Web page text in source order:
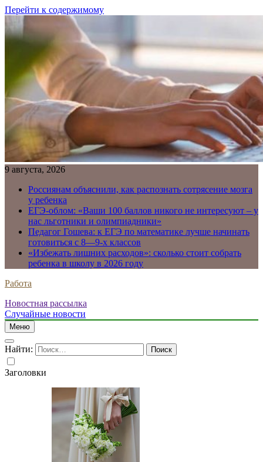
Перейти к содержимому
9 августа, 2026
Россиянам объяснили, как распознать сотрясение мозга
у ребенка
ЕГЭ-облом: «Ваши 100 баллов никого не интересуют – у
нас льготники и олимпиадники»
Педагог Гошева: к ЕГЭ по математике лучше начинать
готовиться с 8—9-х классов
«Избежать лишних расходов»: сколько стоит собрать
ребенка в школу в 2026 году
Работа
Новостная рассылка
Случайные новости
Меню
Найти:
Заголовки